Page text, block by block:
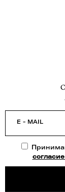
E - MAIL
согласие